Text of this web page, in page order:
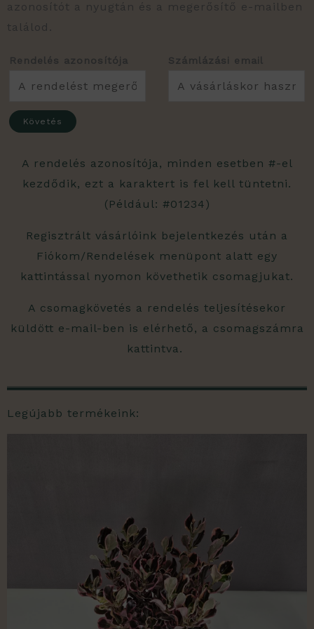
azonosítót a nyugtán és a megerősítő e-mailben
találod.
Rendelés azonosítója Számlázási email
Követés
A rendelés azonosítója, minden esetben #-el
kezdődik, ezt a karaktert is fel kell tüntetni.
(Például: #01234)
Regisztrált vásárlóink bejelentkezés után a
Fiókom/Rendelések menüpont alatt egy
kattintással nyomon követhetik csomagjukat.
A csomagkövetés a rendelés teljesítésekor
küldött e-mail-ben is elérhető, a csomagszámra
kattintva.
Legújabb termékeink: